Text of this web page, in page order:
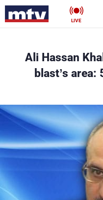
LIVE
Ali Hassan
blast’s area:
فن
رياضة